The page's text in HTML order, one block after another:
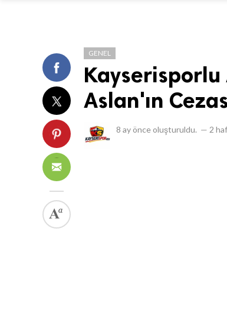
GENEL
Kayserisporlu
Aslan'ın
8 ay önce oluşturuldu. — 2